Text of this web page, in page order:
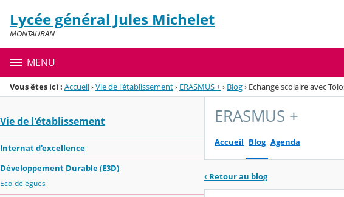
Menu de la rubrique
Contenu
Lycée général Jules Michelet
MONTAUBAN
MENU
Vous êtes ici : Accueil›Vie de l'établissement› ERASMUS +› Blog› Echange scolaire avec
Vie de l'établissement
Internat d'excellence
Développement Durable (E3D)
Eco-délégués
ERASMUS +
Accueil Blog Agenda
‹ Retour au blog